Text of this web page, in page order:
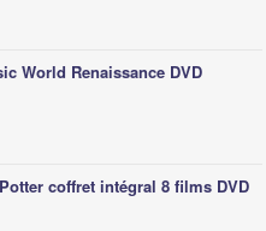
World Renaissance DVD
coffret intégral 8 films DVD